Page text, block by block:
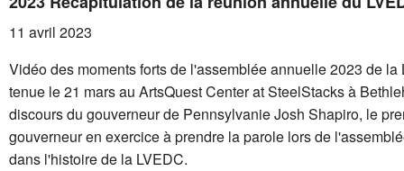
11 avril 2023
Vidéo des moments forts de l'assemblée annuelle 2023 de la
tenue le 21 mars au ArtsQuest Center at SteelStacks à
discours du gouverneur de Pennsylvanie Josh Shapiro, le
gouverneur en exercice à prendre la parole lors de
dans l'histoire de la LVEDC.